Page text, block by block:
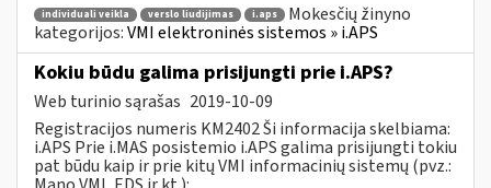
individuali veikla verslo liudijimas i.aps
Mokesčių žinyno
kategorijos:VMI elektroninės sistemos » i.APS
Kokiu būdu galima prisijungti prie i.APS?
Web turinio sąrašas 2019-10-09
Registracijos numeris KM2402 Ši informacija skelbiama:
i.APS Prie i.MAS posistemio i.APS galima prisijungti tokiu
pat būdu kaip ir prie kitų VMI informacinių sistemų (pvz.: